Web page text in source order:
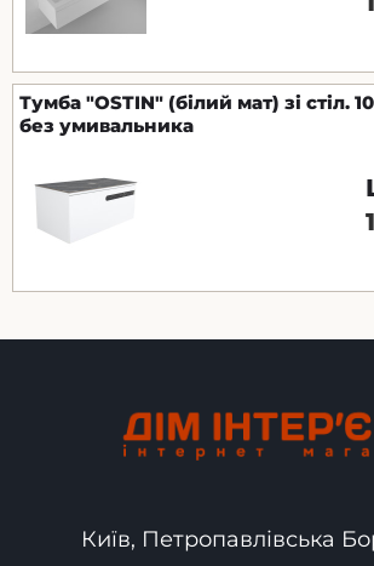
Тумба "OSTIN" (білий мат) зі стіл.
без умивальника
Київ, Петропавлівська